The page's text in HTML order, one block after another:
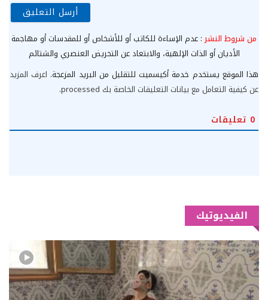
من شروط النشر: عدم الإساءة للكاتب أو للأشخاص أو للمقدسات أو مهاجمة
الأديان أو الذات الإلهية، والابتعاد عن التحريض العنصري والشتائم
هذا الموقع يستخدم خدمة أكيسميت للتقليل من البريد المزعجة. اعرف المزيد
عن كيفية التعامل مع بيانات التعليقات الخاصة بك processed
.
0 تعليقات
الفيديوتيك